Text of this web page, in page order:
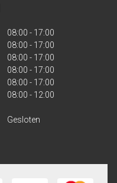
08:00 - 17:00
08:00 - 17:00
08:00 - 17:00
08:00 - 17:00
08:00 - 17:00
08:00 - 12:00
Gesloten